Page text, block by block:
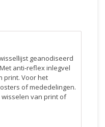
geanodiseerd
anti-reflex inlegvel
print. Voor het
of mededelingen.
wisselen van print of